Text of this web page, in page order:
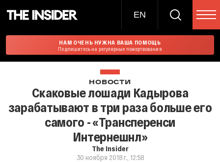
EN
НАМ ОЧЕНЬ НУЖНА ВАША ПОМОЩЬ
Подпишитесь на регулярные пожертвования
НОВОСТИ
Скаковые лошади Кадырова
зарабатывают в три раза больше его
самого - «Трансперенси
Интернешнл»
The Insider
30 ноября 2018 г., 12:58